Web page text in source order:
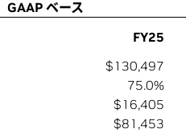
GAAP ベース
FY25
$130,497
75.0%
$16,405
$81,453